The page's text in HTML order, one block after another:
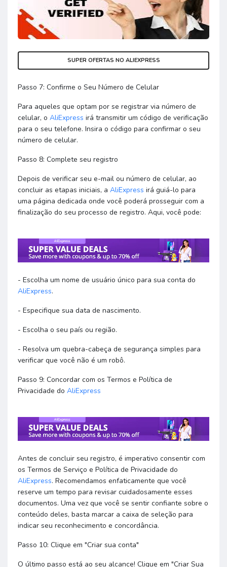
SUPER OFERTAS NO ALIEXPRESS
Passo 7: Confirme o Seu Número de Celular
Para aqueles que optam por se registrar via número de
celular, o AliExpress irá transmitir um código de verificação
para o seu telefone. Insira o código para confirmar o seu
número de celular.
Passo 8: Complete seu registro
Depois de verificar seu e-mail ou número de celular, ao
concluir as etapas iniciais, a AliExpress irá guiá-lo para
uma página dedicada onde você poderá prosseguir com a
finalização do seu processo de registro. Aqui, você pode:
- Escolha um nome de usuário único para sua conta do
AliExpress.
- Especifique sua data de nascimento.
- Escolha o seu país ou região.
- Resolva um quebra-cabeça de segurança simples para
verificar que você não é um robô.
Passo 9: Concordar com os Termos e Política de
Privacidade do AliExpress
Antes de concluir seu registro, é imperativo consentir com
os Termos de Serviço e Política de Privacidade do
AliExpress. Recomendamos enfaticamente que você
reserve um tempo para revisar cuidadosamente esses
documentos. Uma vez que você se sentir confiante sobre o
conteúdo deles, basta marcar a caixa de seleção para
indicar seu reconhecimento e concordância.
Passo 10: Clique em "Criar sua conta"
O último passo está ao seu alcance! Clique em "Criar Sua